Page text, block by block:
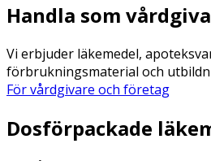
Handla som
Vi erbjuder läkemedel,
förbrukningsmaterial och
För vårdgivare och företag
Dosförpackade